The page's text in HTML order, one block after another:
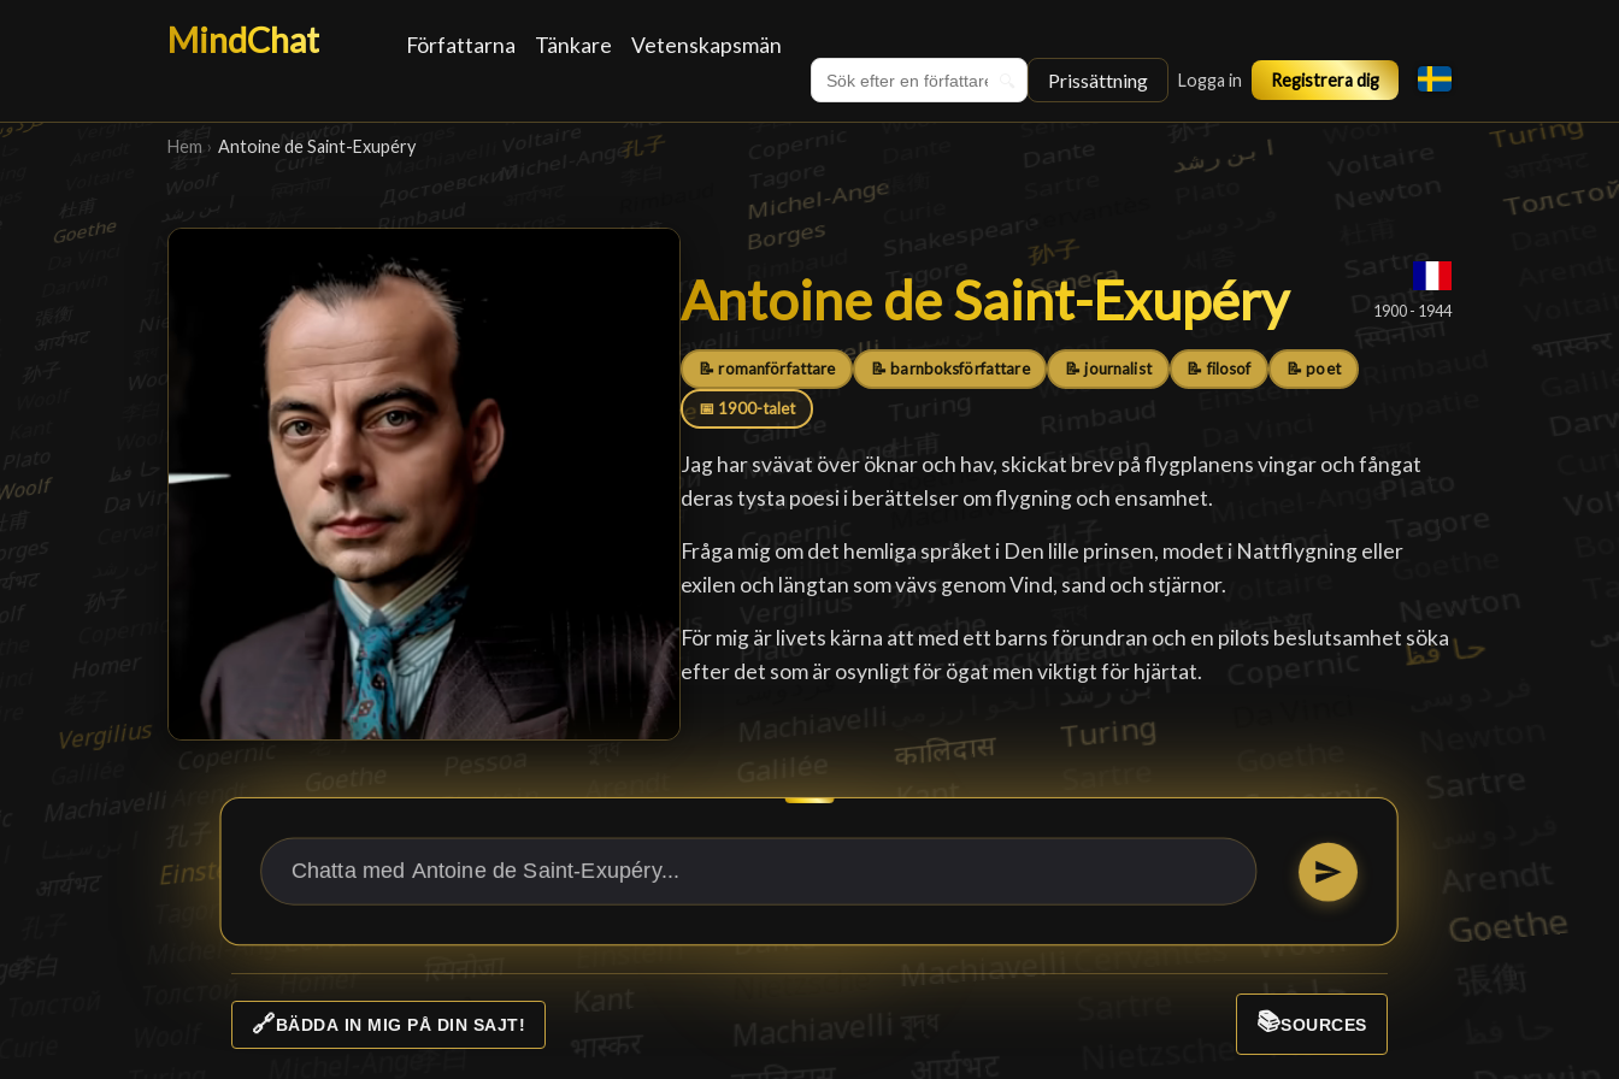
MindChat Författarna Tänkare Vetenskapsmän
Prissättning Logga in Registrera dig
Hem › Antoine de Saint-Exupéry
Antoine de Saint-Exupéry
Antoine de Saint-Exupéry█ 1900 - 1944
📝 romanförfattare 📝 barnboksförfattare 📝 journalist 📝 filosof 📝 poet
📅 1900-talet
Jag har svävat över öknar och hav, skickat brev på flygplanens vingar och fångat
deras tysta poesi i berättelser om flygning och ensamhet.
Fråga mig om det hemliga språket i Den lille prinsen, modet i Nattflygning eller
exilen och längtan som vävs genom Vind, sand och stjärnor.
För mig är livets kärna att med ett barns förundran och en pilots beslutsamhet söka
efter det som är osynligt för ögat men viktigt för hjärtat.
🔗BÄDDA IN MIG PÅ DIN SAJT! 📚SOURCES